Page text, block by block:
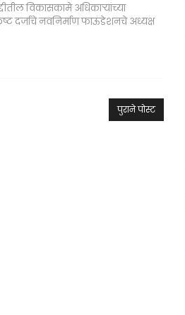
विकासकामे अधिकाऱ्यांच्या
दर्जाचे नवनिर्माण फाऊंडेशनचे अध्यक्ष
पुराने पोस्ट